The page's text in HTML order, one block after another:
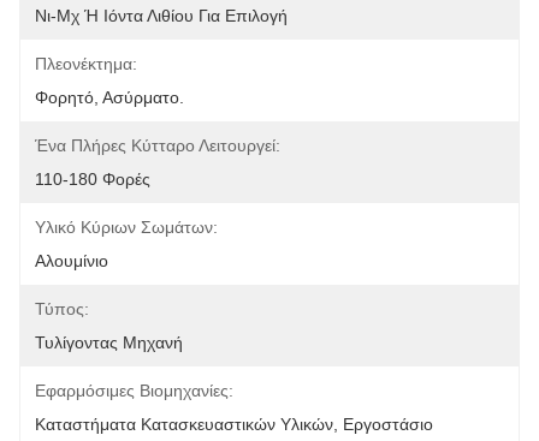
Νι-Μχ Ή Ιόντα Λιθίου Για Επιλογή
Πλεονέκτημα:
Φορητό, Ασύρματο.
Ένα Πλήρες Κύτταρο Λειτουργεί:
110-180 Φορές
Υλικό Κύριων Σωμάτων:
Αλουμίνιο
Τύπος:
Τυλίγοντας Μηχανή
Εφαρμόσιμες Βιομηχανίες:
Καταστήματα Κατασκευαστικών Υλικών, Εργοστάσιο